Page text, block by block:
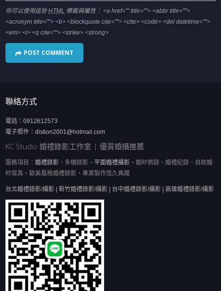
你可以使用這些HTML 標籤與屬性：<a href="" title=""> <abbr title="">
<acronym title=""> <b> <blockquote cite=""> <cite> <code> <del datetime="">
<em> <i> <q cite=""> <strike> <strong>
聯絡方式
電話：0912612573
電子郵件：distion2001@hotmail.com
KC Studio 婚禮錄影工作室 | 優質婚攝推薦
服務項目：婚禮錄影 、多機錄影、平面婚禮攝影 、婚紗側錄、婚禮紀錄、自助婚
紗寫真，歐美風格婚禮錄影，專業製作恆久典藏
台北婚禮錄影/攝影 | 新竹婚禮錄影/攝影 | 台中婚禮錄影/攝影 | 高雄婚禮錄影/攝影